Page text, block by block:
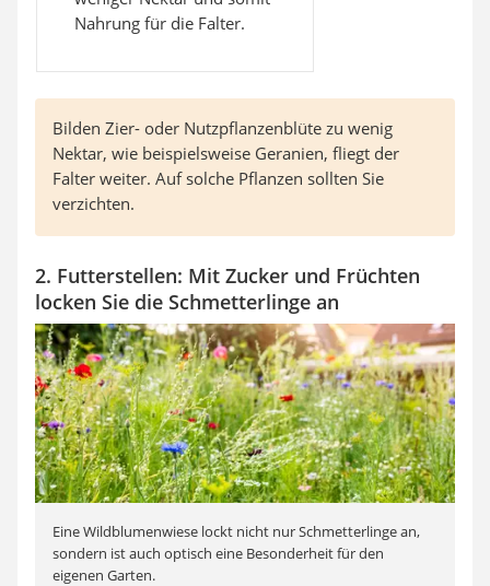
Nahrung für die Falter.
Bilden Zier- oder Nutzpflanzenblüte zu wenig
Nektar, wie beispielsweise Geranien, fliegt der
Falter weiter. Auf solche Pflanzen sollten Sie
verzichten.
2. Futterstellen: Mit Zucker und Früchten
locken Sie die Schmetterlinge an
Eine Wildblumenwiese lockt nicht nur Schmetterlinge an,
sondern ist auch optisch eine Besonderheit für den
eigenen Garten.